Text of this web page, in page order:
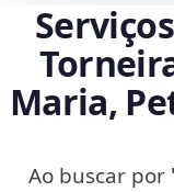
Maria,
Ao buscar por